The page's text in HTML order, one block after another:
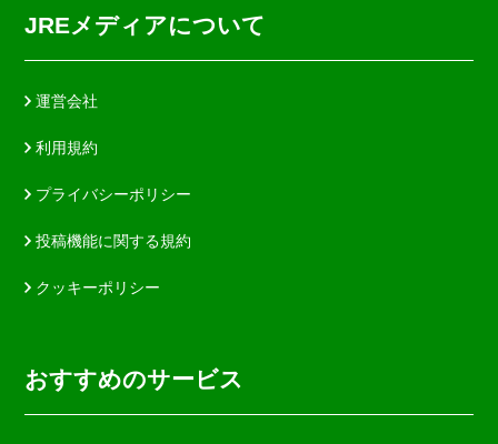
JREメディアについて
運営会社
利用規約
プライバシーポリシー
投稿機能に関する規約
クッキーポリシー
おすすめのサービス